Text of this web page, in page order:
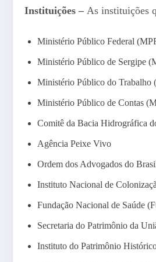
Instituições – As instituições
Ministério Público Federal
Ministério Público de Sergipe
Ministério Público do Trabalho
Ministério Público de Contas
Comitê da Bacia Hidrográfica
Agência Peixe Vivo
Ordem dos Advogados do
Instituto Nacional de
Fundação Nacional de Saúde
Secretaria do Patrimônio da
Instituto do Patrimônio